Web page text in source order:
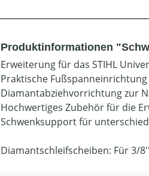
Produktinformationen
Erweiterung für das STIHL
Praktische
Diamantabziehvorrichtung zur
Hochwertiges Zubehör für die
Schwenksupport für
Diamantschleifscheiben: Für 3/